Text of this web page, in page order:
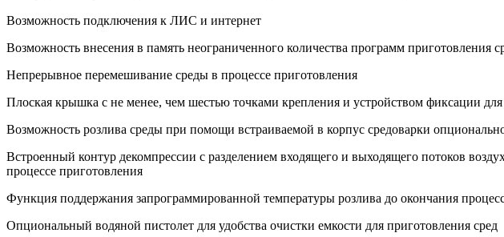
Возможность подключения к ЛИС и интернет
Возможность внесения в память неограниченного количества программ приготовления
Непрерывное перемешивание среды в процессе приготовления
Плоская крышка с не менее, чем шестью точками крепления и устройством фиксации
Возможность розлива среды при помощи встраиваемой в корпус средоварки
Встроенный контур декомпрессии с разделением входящего и выходящего потоков
процессе приготовления
Функция поддержания запрограммированной температуры розлива до окончания
Опциональный водяной пистолет для удобства очистки емкости для приготовления сред